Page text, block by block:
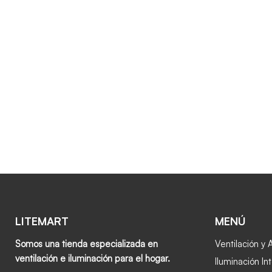
LITEMART
Somos una tienda especializada en
ventilación e iluminación para el hogar.
MENÚ
Ventilación y
Iluminación